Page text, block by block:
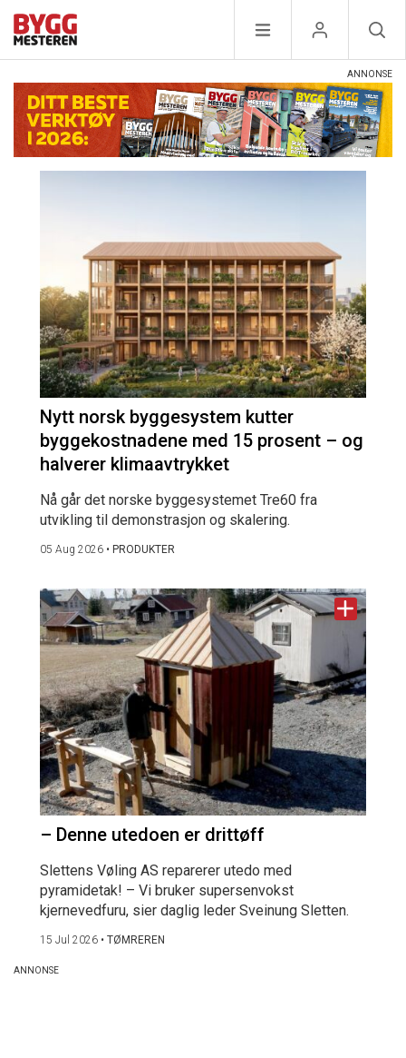
Nytt norsk byggesystem kutter
byggekostnadene med 15 prosent – og
halverer klimaavtrykket
Nå går det norske byggesystemet Tre60 fra
utvikling til demonstrasjon og skalering.
05 Aug 2026 • PRODUKTER
– Denne utedoen er drittøff
Slettens Vøling AS reparerer utedo med
pyramidetak! – Vi bruker supersenvokst
kjernevedfuru, sier daglig leder Sveinung Sletten.
15 Jul 2026 • TØMREREN